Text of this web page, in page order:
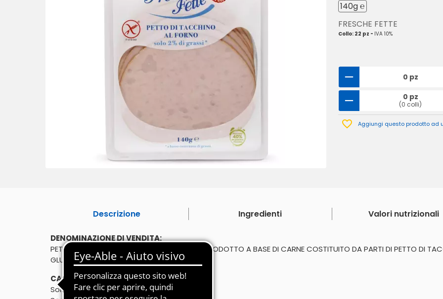
140g ℮
FRESCHE FETTE
Collo: 22 pz - IVA 10%
0 pz
0 pz
(0 colli)
Aggiungi questo prodotto ad
Descrizione Ingredienti Valori nutrizionali
DENOMINAZIONE DI VENDITA:
PETTO DI TACCHINO AL FORNO AFFETTATO. PRODOTTO A BASE DI CARNE COSTITUITO DA PARTI DI PETTO DI
GLUTINE
CARATTERISTICHE:
Solo 2% di grassi*